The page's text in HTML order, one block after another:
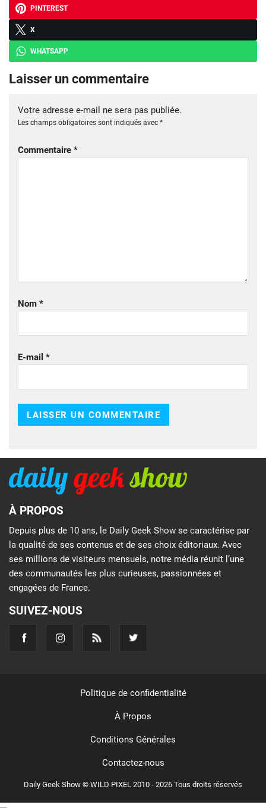
PINTEREST
X
WHATSAPP
Laisser un commentaire
Votre adresse e-mail ne sera pas publiée.
Les champs obligatoires sont indiqués avec *
Commentaire *
Nom *
E-mail *
À PROPOS
Depuis plus de 10 ans, le Daily Geek Show se caractérise par
la qualité de ses contenus et de ses choix éditoriaux. Avec
ses millions de visiteurs mensuels, notre média réunit l’une
des communautés les plus curieuses, passionnées et
engagées de France.
SUIVEZ-NOUS
Daily Geek Show © WILD PIXEL 2010 - 2026 Tous droits réservés
Politique de confidentialité
À Propos
Conditions Générales
Contactez-nous